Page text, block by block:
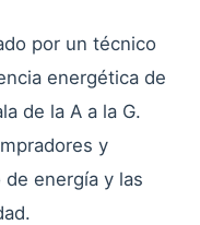
por un técnico
energética de
de la A a la G.
y
energía y las